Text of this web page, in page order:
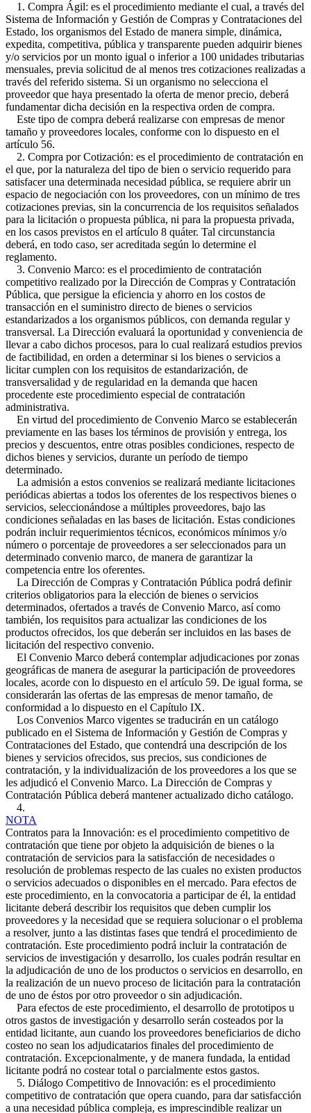
1. Compra Ágil: es el procedimiento mediante el cual, a través del
Sistema de Información y Gestión de Compras y Contrataciones del
Estado, los organismos del Estado de manera simple, dinámica,
expedita, competitiva, pública y transparente pueden adquirir bienes
y/o servicios por un monto igual o inferior a 100 unidades tributarias
mensuales, previa solicitud de al menos tres cotizaciones realizadas a
través del referido sistema. Si un organismo no selecciona el
proveedor que haya presentado la oferta de menor precio, deberá
fundamentar dicha decisión en la respectiva orden de compra.
Este tipo de compra deberá realizarse con empresas de menor
tamaño y proveedores locales, conforme con lo dispuesto en el
artículo 56.
2. Compra por Cotización: es el procedimiento de contratación en
el que, por la naturaleza del tipo de bien o servicio requerido para
satisfacer una determinada necesidad pública, se requiere abrir un
espacio de negociación con los proveedores, con un mínimo de tres
cotizaciones previas, sin la concurrencia de los requisitos señalados
para la licitación o propuesta pública, ni para la propuesta privada,
en los casos previstos en el artículo 8 quáter. Tal circunstancia
deberá, en todo caso, ser acreditada según lo determine el
reglamento.
3. Convenio Marco: es el procedimiento de contratación
competitivo realizado por la Dirección de Compras y Contratación
Pública, que persigue la eficiencia y ahorro en los costos de
transacción en el suministro directo de bienes o servicios
estandarizados a los organismos públicos, con demanda regular y
transversal. La Dirección evaluará la oportunidad y conveniencia de
llevar a cabo dichos procesos, para lo cual realizará estudios previos
de factibilidad, en orden a determinar si los bienes o servicios a
licitar cumplen con los requisitos de estandarización, de
transversalidad y de regularidad en la demanda que hacen
procedente este procedimiento especial de contratación
administrativa.
En virtud del procedimiento de Convenio Marco se establecerán
previamente en las bases los términos de provisión y entrega, los
precios y descuentos, entre otras posibles condiciones, respecto de
dichos bienes y servicios, durante un período de tiempo
determinado.
La admisión a estos convenios se realizará mediante licitaciones
periódicas abiertas a todos los oferentes de los respectivos bienes o
servicios, seleccionándose a múltiples proveedores, bajo las
condiciones señaladas en las bases de licitación. Estas condiciones
podrán incluir requerimientos técnicos, económicos mínimos y/o
número o porcentaje de proveedores a ser seleccionados para un
determinado convenio marco, de manera de garantizar la
competencia entre los oferentes.
La Dirección de Compras y Contratación Pública podrá definir
criterios obligatorios para la elección de bienes o servicios
determinados, ofertados a través de Convenio Marco, así como
también, los requisitos para actualizar las condiciones de los
productos ofrecidos, los que deberán ser incluidos en las bases de
licitación del respectivo convenio.
El Convenio Marco deberá contemplar adjudicaciones por zonas
geográficas de manera de asegurar la participación de proveedores
locales, acorde con lo dispuesto en el artículo 59. De igual forma, se
considerarán las ofertas de las empresas de menor tamaño, de
conformidad a lo dispuesto en el Capítulo IX.
Los Convenios Marco vigentes se traducirán en un catálogo
publicado en el Sistema de Información y Gestión de Compras y
Contrataciones del Estado, que contendrá una descripción de los
bienes y servicios ofrecidos, sus precios, sus condiciones de
contratación, y la individualización de los proveedores a los que se
les adjudicó el Convenio Marco. La Dirección de Compras y
Contratación Pública deberá mantener actualizado dicho catálogo.
4.
NOTA
Contratos para la Innovación: es el procedimiento competitivo de
contratación que tiene por objeto la adquisición de bienes o la
contratación de servicios para la satisfacción de necesidades o
resolución de problemas respecto de las cuales no existen productos
o servicios adecuados o disponibles en el mercado. Para efectos de
este procedimiento, en la convocatoria a participar de él, la entidad
licitante deberá describir los requisitos que deben cumplir los
proveedores y la necesidad que se requiera solucionar o el problema
a resolver, junto a las distintas fases que tendrá el procedimiento de
contratación. Este procedimiento podrá incluir la contratación de
servicios de investigación y desarrollo, los cuales podrán resultar en
la adjudicación de uno de los productos o servicios en desarrollo, en
la realización de un nuevo proceso de licitación para la contratación
de uno de éstos por otro proveedor o sin adjudicación.
Para efectos de este procedimiento, el desarrollo de prototipos u
otros gastos de investigación y desarrollo serán costeados por la
entidad licitante, aun cuando los proveedores beneficiarios de dicho
costeo no sean los adjudicatarios finales del procedimiento de
contratación. Excepcionalmente, y de manera fundada, la entidad
licitante podrá no costear total o parcialmente estos gastos.
5. Diálogo Competitivo de Innovación: es el procedimiento
competitivo de contratación que opera cuando, para dar satisfacción
a una necesidad pública compleja, es imprescindible realizar un